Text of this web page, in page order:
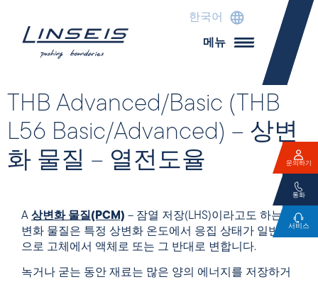
한국어
메뉴
THB Advanced/Basic (THB
L56 Basic/Advanced) – 상변
화 물질 – 열전도율
A 상변화 물질(PCM) – 잠열 저장(LHS)이라고도 하는 상
변화 물질은 특정 상변화 온도에서 응집 상태가 일반적
으로 고체에서 액체로 또는 그 반대로 변합니다.
녹거나 굳는 동안 재료는 많은 양의 에너지를 저장하거
문의하기
통화
서비스